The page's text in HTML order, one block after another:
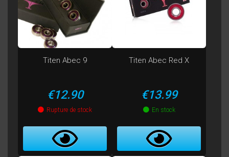
Titen Abec 9
Price
€12.90
Rupture de stock
Titen Abec Red X
Price
€13.99
En stock